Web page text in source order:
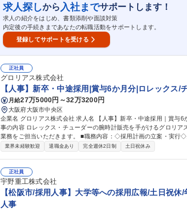
開発室採用担当】年休129日/土日祝休/積水ハウスグループ
求人探しから 入社までサポートします！
求人の紹介をはじめ、書類添削や面談対策
内定後の手続きまであなたの転職活動をサポートします。
登録してサポートを受ける
正社員
グロリアス株式会社
【人事】新卒・中途採用|賞与6か月分|ロレックス/
月給27万5000円～32万3200円
大阪府大阪市中央区
企業名 グロリアス株式会社 求人名 【人事】新卒・中途採用｜賞与6か月分｜ロレックス/チューダーの小売卸業 仕
事の内容 ロレックス・チューダーの腕時計販売を手がけるグロリア
業務をご担当いただきます。 ■職務内容：◇採用計画の立案・実行◇求人媒体の選定・求人原稿の作成/管理◇新
卒・中途募集にかかわる応募者管理（採用管理システム使用）◇書
面談の実施）◇その他、部署に付随する業務 ※月に数回程度出張
業界未経験歓迎 退職金あり 完全週休2日制 土日祝休み
正社員
宇野重工株式会社
【松阪市/採用人事】大学等への採用広報/土日祝
人事